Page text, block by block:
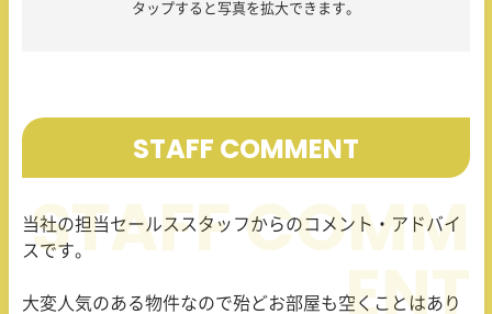
タップすると写真を拡大できます。
STAFF COMMENT
当社の担当セールススタッフからのコメント・アドバイ
スです。
大変人気のある物件なので殆どお部屋も空くことはあり